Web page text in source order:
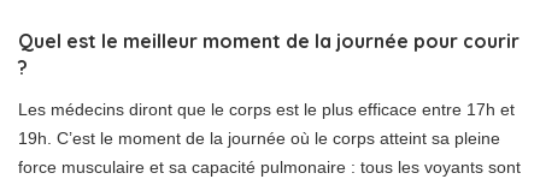
Quel est le meilleur moment de la journée pour courir
?
Les médecins diront que le corps est le plus efficace entre 17h et
19h. C’est le moment de la journée où le corps atteint sa pleine
force musculaire et sa capacité pulmonaire : tous les voyants sont